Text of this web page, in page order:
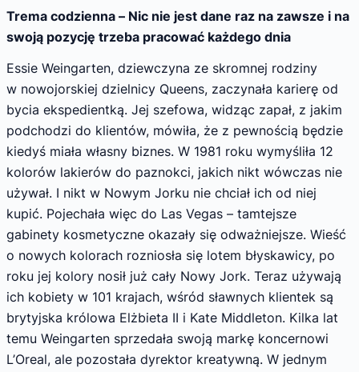
Trema codzienna – Nic nie jest dane raz na zawsze i na
swoją pozycję trzeba pracować każdego dnia
Essie Weingarten, dziewczyna ze skromnej rodziny
w nowojorskiej dzielnicy Queens, zaczynała karierę od
bycia ekspedientką. Jej szefowa, widząc zapał, z jakim
podchodzi do klientów, mówiła, że z pewnością będzie
kiedyś miała własny biznes. W 1981 roku wymyśliła 12
kolorów lakierów do paznokci, jakich nikt wówczas nie
używał. I nikt w Nowym Jorku nie chciał ich od niej
kupić. Pojechała więc do Las Vegas – tamtejsze
gabinety kosmetyczne okazały się odważniejsze. Wieść
o nowych kolorach rozniosła się lotem błyskawicy, po
roku jej kolory nosił już cały Nowy Jork. Teraz używają
ich kobiety w 101 krajach, wśród sławnych klientek są
brytyjska królowa Elżbieta II i Kate Middleton. Kilka lat
temu Weingarten sprzedała swoją markę koncernowi
L’Oreal, ale pozostała dyrektor kreatywną. W jednym